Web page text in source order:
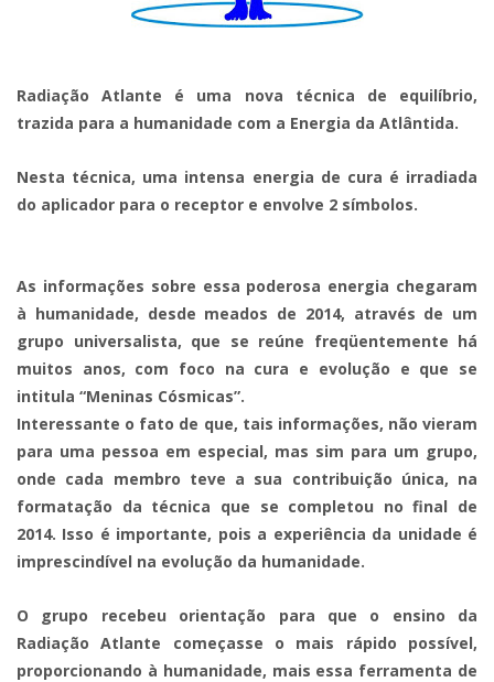
Radiação Atlante é uma nova técnica de equilíbrio,
trazida para a humanidade com a Energia da Atlântida.
Nesta técnica, uma intensa energia de cura é irradiada
do aplicador para o receptor e envolve 2 símbolos.
As informações sobre essa poderosa energia chegaram
à humanidade, desde meados de 2014, através de um
grupo universalista, que se reúne freqüentemente há
muitos anos, com foco na cura e evolução e que se
intitula “Meninas Cósmicas”.
Interessante o fato de que, tais informações, não vieram
para uma pessoa em especial, mas sim para um grupo,
onde cada membro teve a sua contribuição única, na
formatação da técnica que se completou no final de
2014. Isso é importante, pois a experiência da unidade é
imprescindível na evolução da humanidade.
O grupo recebeu orientação para que o ensino da
Radiação Atlante começasse o mais rápido possível,
proporcionando à humanidade, mais essa ferramenta de